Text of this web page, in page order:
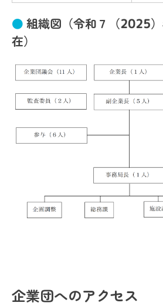
組織図（令和７（2025
在）
企業団へのアクセス